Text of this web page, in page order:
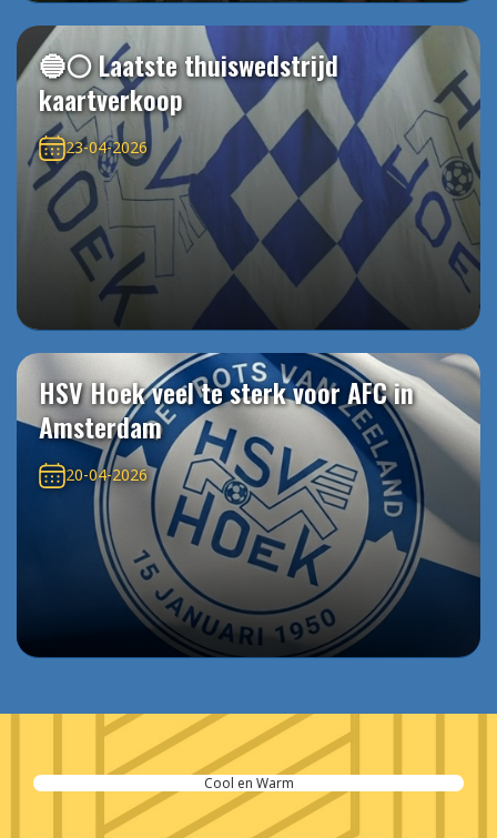
🔵⚪️ Laatste thuiswedstrijd
kaartverkoop
23-04-2026
HSV Hoek veel te sterk voor AFC in
Amsterdam
20-04-2026
Cool en Warm